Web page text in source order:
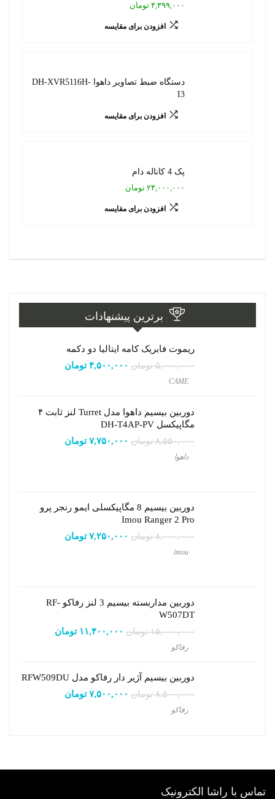
۴,۳۹۹,۰۰۰ تومان
افزودن برای مقایسه
دستگاه ضبط تصاویر داهوا DH-XVR5116H-
I3
افزودن برای مقایسه
پک 4 کاناله دام
۲۴,۰۰۰,۰۰۰ تومان
افزودن برای مقایسه
برترین پیشنهادات
ریموت فابریک کامه ایتالیا دو دکمه
۵,۰۰۰,۰۰۰ تومان ۴,۵۰۰,۰۰۰ تومان
CAME
دوربین بیسیم داهوا مدل Turret لنز ثابت ۴
مگاپیکسل DH-T4AP-PV
۸,۵۵۰,۰۰۰ تومان ۷,۷۵۰,۰۰۰ تومان
داهوا
دوربین بیسیم 8 مگاپیکسلی ایمو رنجر پرو
Imou Ranger 2 Pro
۸,۰۰۰,۰۰۰ تومان ۷,۲۵۰,۰۰۰ تومان
imou
دوربین مداربسته بیسیم 3 لنز رفاکو RF-
W507DT
۱۵,۰۰۰,۰۰۰ تومان ۱۱,۴۰۰,۰۰۰ تومان
رفاکو
دوربین بیسیم آژیر دار رفاکو مدل RFW509DU
۸,۵۰۰,۰۰۰ تومان ۷,۵۰۰,۰۰۰ تومان
رفاکو
تماس با راشا الکترونیک